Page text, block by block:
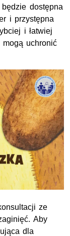
dostępna
i przystępna
i łatwiej
uchronić
ze
Aby
dla